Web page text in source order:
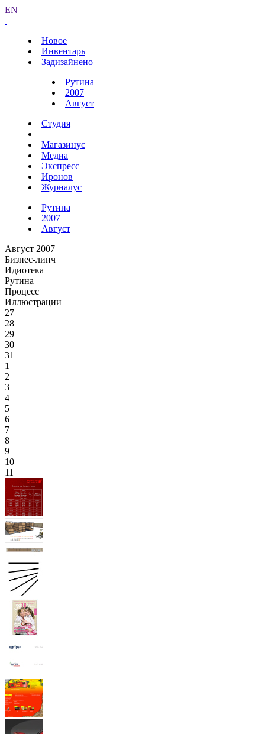
EN
Новое
Инвентарь
Задизайнено
Рутина
2007
Август
Студия
Магазинус
Медиа
Экспресс
Иронов
Журналус
Рутина
2007
Август
Август 2007
Бизнес-линч
Идиотека
Рутина
Процесс
Иллюстрации
27
28
29
30
31
1
2
3
4
5
6
7
8
9
10
11